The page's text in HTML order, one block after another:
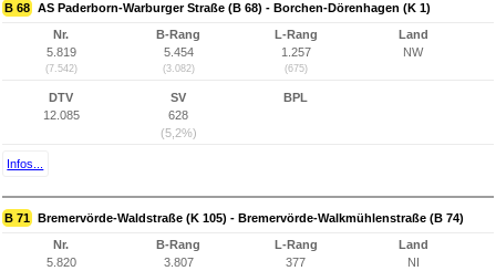
B 68 AS Paderborn-Warburger Straße (B 68) - Borchen-Dörenhagen (K 1)
Nr.
5.819
(7.542)
B-Rang
5.454
(3.082)
L-Rang
1.257
(675)
Land
NW
DTV
12.085
SV
628
(5,2%)
BPL
Infos...
B 71 Bremervörde-Waldstraße (K 105) - Bremervörde-Walkmühlenstraße (B 74)
Nr.
5.820
B-Rang
3.807
L-Rang
377
Land
NI